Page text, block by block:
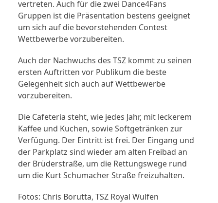
vertreten. Auch für die zwei Dance4Fans
Gruppen ist die Präsentation bestens geeignet
um sich auf die bevorstehenden Contest
Wettbewerbe vorzubereiten.
Auch der Nachwuchs des TSZ kommt zu seinen
ersten Auftritten vor Publikum die beste
Gelegenheit sich auch auf Wettbewerbe
vorzubereiten.
Die Cafeteria steht, wie jedes Jahr, mit leckerem
Kaffee und Kuchen, sowie Softgetränken zur
Verfügung. Der Eintritt ist frei. Der Eingang und
der Parkplatz sind wieder am alten Freibad an
der Brüderstraße, um die Rettungswege rund
um die Kurt Schumacher Straße freizuhalten.
Fotos: Chris Borutta, TSZ Royal Wulfen